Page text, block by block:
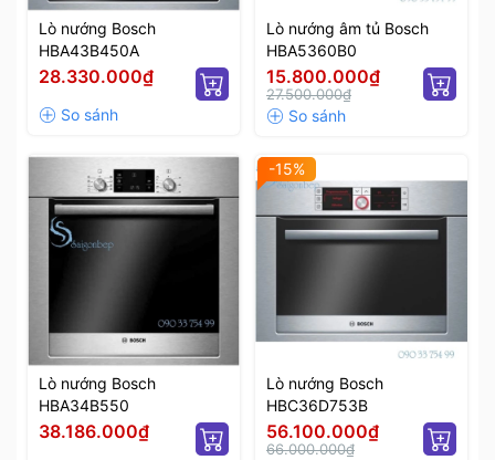
Lò nướng Bosch
HBA43B450A
28.330.000₫
Lò nướng âm tủ Bosch
HBA5360B0
15.800.000₫
27.500.000₫
Lò nướng Bosch
HBA34B550
38.186.000₫
-15%
Lò nướng Bosch
HBC36D753B
56.100.000₫
66.000.000₫